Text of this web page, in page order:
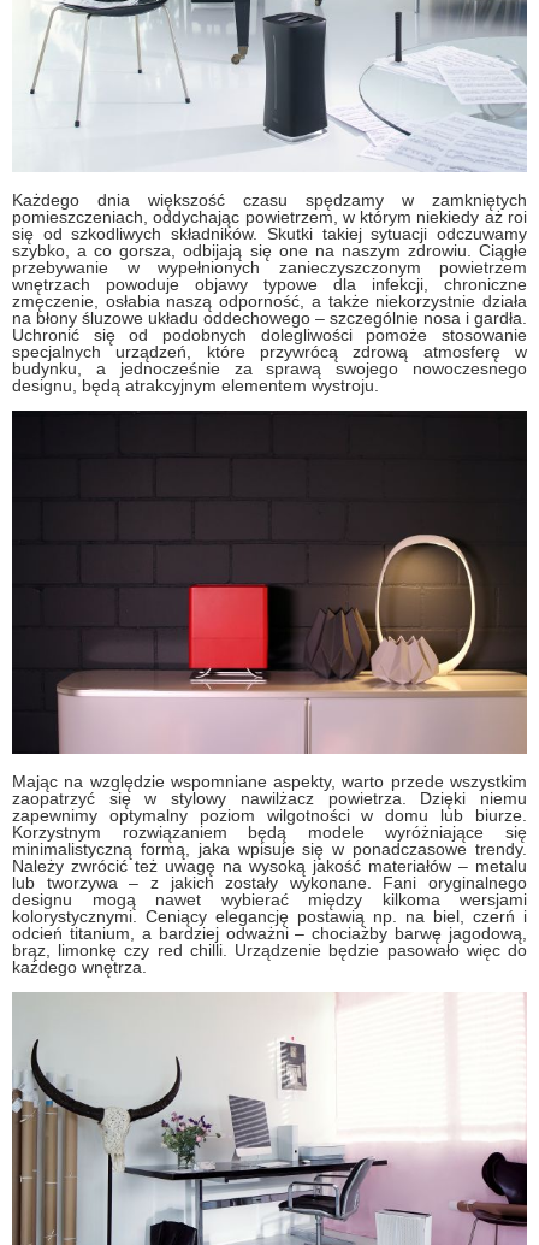
Każdego dnia większość czasu spędzamy w zamkniętych
pomieszczeniach, oddychając powietrzem, w którym niekiedy aż roi
się od szkodliwych składników. Skutki takiej sytuacji odczuwamy
szybko, a co gorsza, odbijają się one na naszym zdrowiu. Ciągłe
przebywanie w wypełnionych zanieczyszczonym powietrzem
wnętrzach powoduje objawy typowe dla infekcji, chroniczne
zmęczenie, osłabia naszą odporność, a także niekorzystnie działa
na błony śluzowe układu oddechowego – szczególnie nosa i gardła.
Uchronić się od podobnych dolegliwości pomoże stosowanie
specjalnych urządzeń, które przywrócą zdrową atmosferę w
budynku, a jednocześnie za sprawą swojego nowoczesnego
designu, będą atrakcyjnym elementem wystroju.
Mając na względzie wspomniane aspekty, warto przede wszystkim
zaopatrzyć się w stylowy nawilżacz powietrza. Dzięki niemu
zapewnimy optymalny poziom wilgotności w domu lub biurze.
Korzystnym rozwiązaniem będą modele wyróżniające się
minimalistyczną formą, jaka wpisuje się w ponadczasowe trendy.
Należy zwrócić też uwagę na wysoką jakość materiałów – metalu
lub tworzywa – z jakich zostały wykonane. Fani oryginalnego
designu mogą nawet wybierać między kilkoma wersjami
kolorystycznymi. Ceniący elegancję postawią np. na biel, czerń i
odcień titanium, a bardziej odważni – chociażby barwę jagodową,
brąz, limonkę czy red chilli. Urządzenie będzie pasowało więc do
każdego wnętrza.